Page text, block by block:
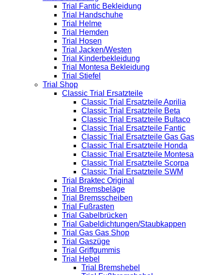
Trial Fantic Bekleidung
Trial Handschuhe
Trial Helme
Trial Hemden
Trial Hosen
Trial Jacken/Westen
Trial Kinderbekleidung
Trial Montesa Bekleidung
Trial Stiefel
Trial Shop
Classic Trial Ersatzteile
Classic Trial Ersatzteile Aprilia
Classic Trial Ersatzteile Beta
Classic Trial Ersatzteile Bultaco
Classic Trial Ersatzteile Fantic
Classic Trial Ersatzteile Gas Gas
Classic Trial Ersatzteile Honda
Classic Trial Ersatzteile Montesa
Classic Trial Ersatzteile Scorpa
Classic Trial Ersatzteile SWM
Trial Braktec Original
Trial Bremsbeläge
Trial Bremsscheiben
Trial Fußrasten
Trial Gabelbrücken
Trial Gabeldichtungen/Staubkappen
Trial Gas Gas Shop
Trial Gaszüge
Trial Griffgummis
Trial Hebel
Trial Bremshebel